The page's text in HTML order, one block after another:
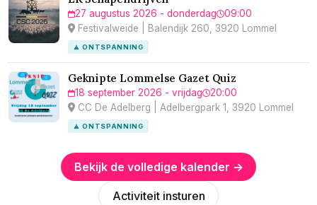
27 augustus 2026 - donderdag
09:00
Festivalweide | Balendijk 260, 3920 Lommel
🧘 ONTSPANNING
Geknipte Lommelse Gazet Quiz
18 september 2026 - vrijdag
20:00
CC De Adelberg | Adelbergpark 1, 3920 Lommel
🧘 ONTSPANNING
Bekijk de volledige kalender →
Activiteit insturen